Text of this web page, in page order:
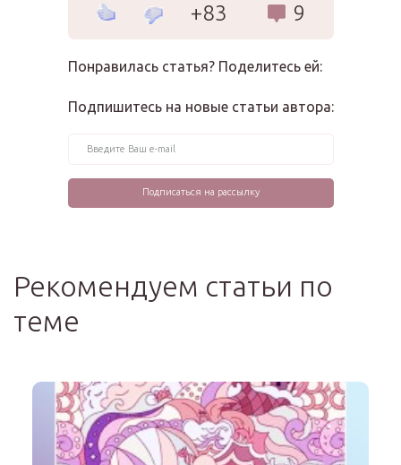
+83 9
Понравилась статья? Поделитесь ей:
Подпишитесь на новые статьи автора:
Рекомендуем статьи по
теме